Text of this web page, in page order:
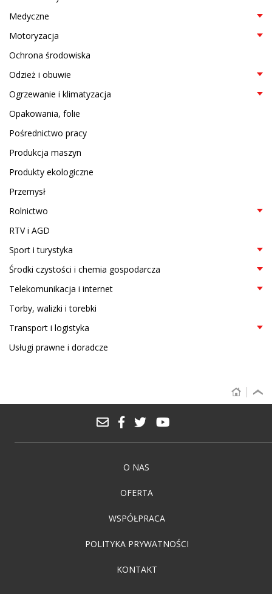
Medyczne
Motoryzacja
Ochrona środowiska
Odzież i obuwie
Ogrzewanie i klimatyzacja
Opakowania, folie
Pośrednictwo pracy
Produkcja maszyn
Produkty ekologiczne
Przemysł
Rolnictwo
RTV i AGD
Sport i turystyka
Środki czystości i chemia gospodarcza
Telekomunikacja i internet
Torby, walizki i torebki
Transport i logistyka
Usługi prawne i doradcze
O NAS
OFERTA
WSPÓŁPRACA
POLITYKA PRYWATNOŚCI
KONTAKT